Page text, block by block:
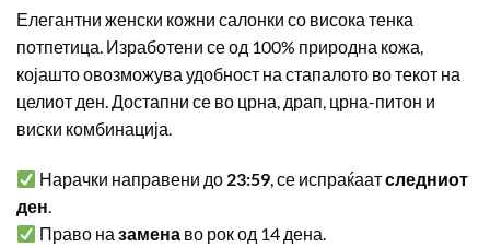
Елегантни женски кожни салонки со висока тенка
потпетица. Изработени се од 100% природна кожа,
којашто овозможува удобност на стапалото во текот на
целиот ден. Достапни се во црна, драп, црна-питон и
виски комбинација.
Нарачки направени до 23:59, се испраќаатследниот
ден.
Право назамена во рок од 14 дена.